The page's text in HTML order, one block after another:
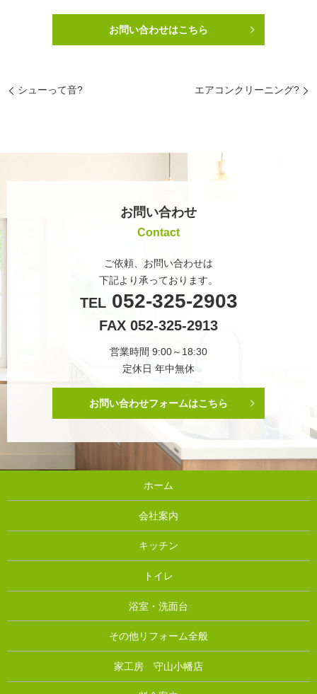
お問い合わせはこちら
シューって音? エアコンクリーニング?️
お問い合わせ
Contact
ご依頼、お問い合わせは
下記より承っております。
TEL052-325-2903
FAX 052-325-2913
営業時間 9:00～18:30
定休日 年中無休
お問い合わせフォームはこちら
ホーム
会社案内
キッチン
トイレ
浴室・洗面台
その他リフォーム全般
家工房 守山小幡店